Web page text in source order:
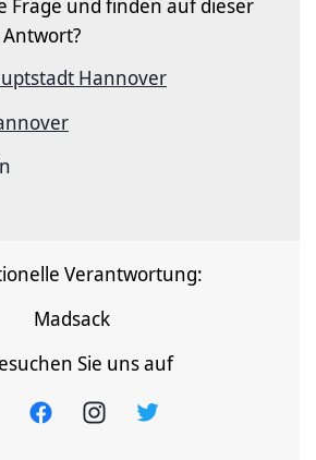
Frage und finden auf dieser
Hannover
Verantwortung:
Madsack
Sie uns auf